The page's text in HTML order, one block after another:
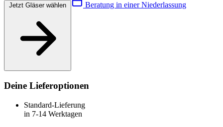
Beratung in einer Niederlassung
Deine Lieferoptionen
Standard-Lieferung
in 7-14 Werktagen